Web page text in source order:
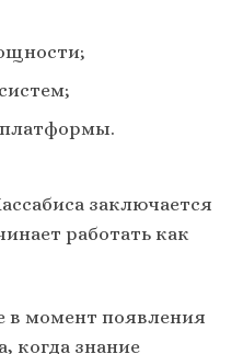
заключается
работать как
в момент появления
когда знание